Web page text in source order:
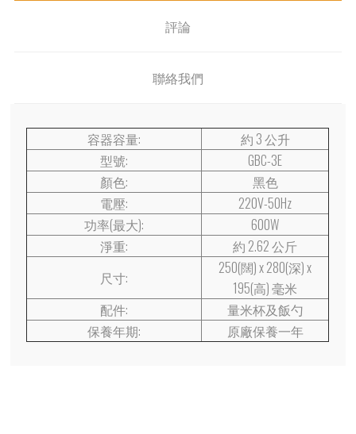
評論
聯絡我們
容器容量:
約 3 公升
型號:
GBC-3E
顏色:
黑色
電壓:
220V-50Hz
功率(最大):
600W
淨重:
約 2.62 公斤
尺寸:
250(闊) x 280(深) x
195(高) 毫米
配件:
量米杯及飯勺
保養年期:
原廠保養一年